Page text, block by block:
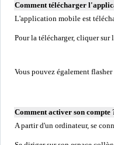
Comment télécharger
L'application mobile est
Pour la télécharger, cliquer
Vous pouvez également
Comment activer son compte
A partir d'un ordinateur, se